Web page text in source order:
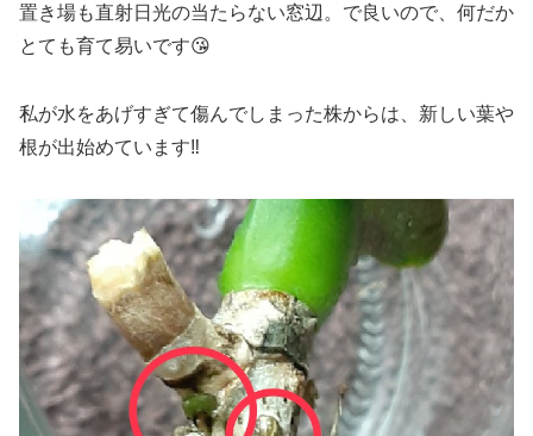
置き場も直射日光の当たらない窓辺。で良いので、何だか
とても育て易いです😘
私が水をあげすぎて傷んでしまった株からは、新しい葉や
根が出始めています‼️